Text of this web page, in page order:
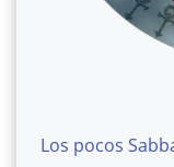
Los pocos